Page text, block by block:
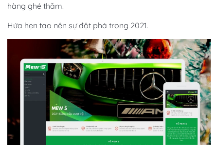
hàng ghé thăm.
Hứa hẹn tạo nên sự đột phá trong 2021.